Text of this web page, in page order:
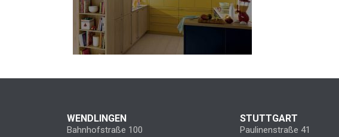
WENDLINGEN
Bahnhofstraße 100
STUTTGART
Paulinenstraße 41